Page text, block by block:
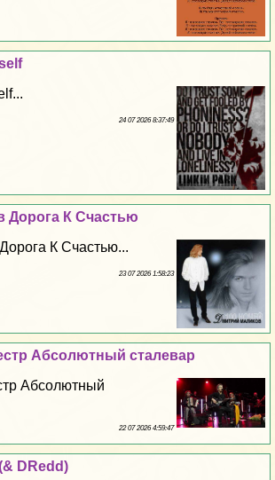
24 07 2026 8:37:49
Дорога К Счастью
К Счастью...
23 07 2026 1:58:23
Абсолютный сталевар
Абсолютный
22 07 2026 4:59:47
DRedd)